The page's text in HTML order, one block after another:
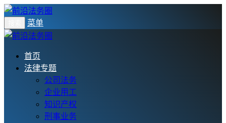
菜单
首页
法律专题
公司法务
企业用工
知识产权
刑事业务